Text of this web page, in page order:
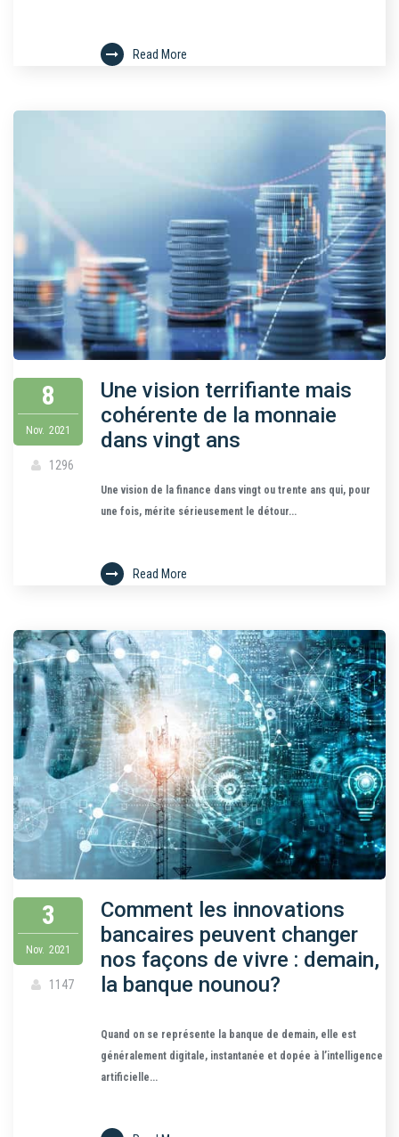
Read More
8
Nov. 2021
1296
Une vision terrifiante mais
cohérente de la monnaie
dans vingt ans
Une vision de la finance dans vingt ou trente ans qui, pour
une fois, mérite sérieusement le détour...
Read More
3
Nov. 2021
1147
Comment les innovations
bancaires peuvent changer
nos façons de vivre : demain,
la banque nounou?
Quand on se représente la banque de demain, elle est
généralement digitale, instantanée et dopée à l’intelligence
artificielle...